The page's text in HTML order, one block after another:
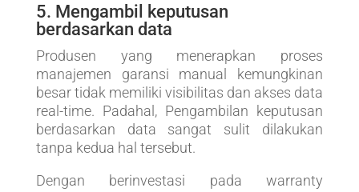
5. Mengambil keputusan
berdasarkan data
Produsen yang menerapkan proses
manajemen garansi manual kemungkinan
besar tidak memiliki visibilitas dan akses data
real-time. Padahal, Pengambilan keputusan
berdasarkan data sangat sulit dilakukan
tanpa kedua hal tersebut.
Dengan berinvestasi pada warranty